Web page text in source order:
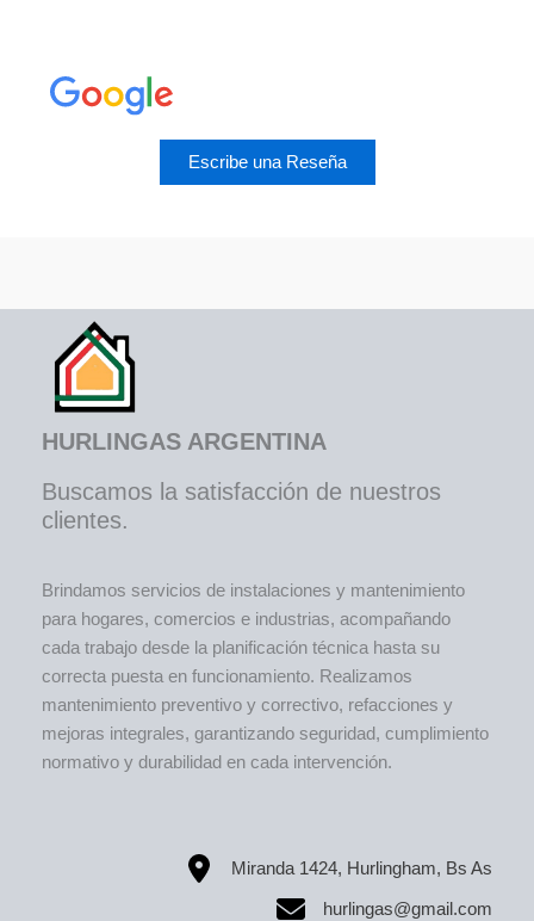
Escribe una Reseña
HURLINGAS ARGENTINA
Buscamos la satisfacción de nuestros
clientes.
Brindamos servicios de instalaciones y mantenimiento
para hogares, comercios e industrias, acompañando
cada trabajo desde la planificación técnica hasta su
correcta puesta en funcionamiento. Realizamos
mantenimiento preventivo y correctivo, refacciones y
mejoras integrales, garantizando seguridad, cumplimiento
normativo y durabilidad en cada intervención.
Miranda 1424, Hurlingham, Bs As
hurlingas@gmail.com